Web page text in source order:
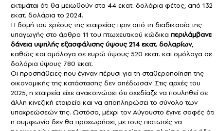
εκτιμάται ότι θα μειωθούν στα 44 εκατ. δολάρια φέτος, από 132
εκατ. δολάρια το 2024.
Η δομή του χρέους της εταιρείας πριν από τη διαδικασία της
υπαγωγής στο άρθρο 11 του πτωχευτικού κώδικα περιλάμβανε
δάνεια υψηλής εξασφάλισης ύψους 214 εκατ. δολαρίων,
καθώς και ομόλογα σε ευρώ ύψους 520 εκατ. και ομόλογα σε
δολάρια ύψους 780 εκατ.
Οι προσπάθειες που έγιναν πέρυσι για τη σταθεροποίηση της
οικονομικής της κατάστασης δεν απέδωσαν. Στις αρχές του
2025, η εταιρεία είχε ανακοινώσει ότι σχεδίαζε να πουληθεί σε
άλλη κινεζική εταιρεία και να αποπληρώσει το σύνολο των
υποχρεώσεών της. Ωστόσο, μέχρι τον Αύγουστο έγινε σαφές ότι
η συμφωνία δεν θα προχωρήσει, με τους πιστωτές να